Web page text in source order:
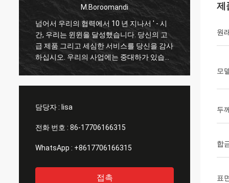
M.Boroomandi
넘어서 우리의 협력에서 10 년 지나서 ' - 시
간, 우리는 윈윈을 달성했습니다. 당신의 고
급 제품 그리고 세심한 서비스를 당신을 감사
하십시오. 우리의 사업에는 중대하가 있습니
다
담당자 : lisa
전화 번호 : 86-17706166315
WhatsApp : +8617706166315
접촉
제
원
모
두
합
표